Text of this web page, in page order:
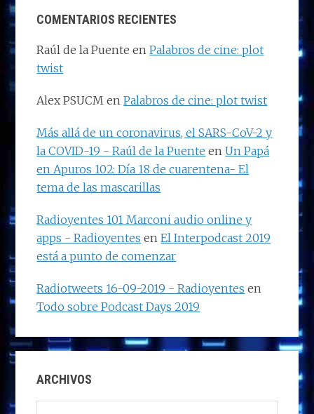
COMENTARIOS RECIENTES
Raúl de la Puente enPalabros de cine: plot
twist
Alex PSUCM enPalabros de cine: plot twist
Más allá de un coronavirus, el SARS-CoV-2 y
la COVID-19 - Raúl de la Puente enUn Papá
en Apuros 102: Día 18 de cuarentena- El
tema de las mascarillas
Radioyentes 101 Marconi audio online y
apps - Radioyentes enEl Interpodcast 2019
está a punto de comenzar
Radiotweets 16-09-2019 - Radioyentes en
Todo sobre Podcast Days 2019
ARCHIVOS